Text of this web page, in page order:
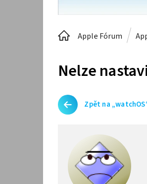
Apple Fórum
Nelze
Zpět na